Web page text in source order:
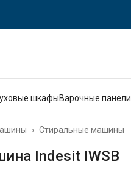
шкафыВарочные панели
Стиральные машины
›
Indesit IWSB